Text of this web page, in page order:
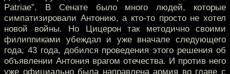
Patriae”. В Сенате было много людей, которые
симпатизировали Антонию, а кто-то просто не хотел
новой войны. Но Цицерон так методично своими
филиппиками убеждал и уже вначале следующего
года, 43 года, добился проведения этого решения об
объявлении Антония врагом отечества. И против него
уже официально была направлена армия во главе с